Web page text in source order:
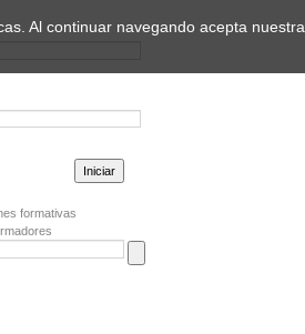
formativas
Al continuar navegando acepta nuestra